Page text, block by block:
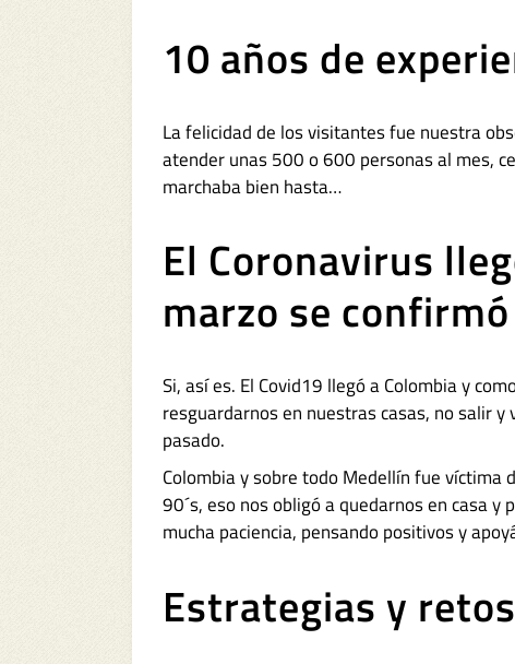
10 años de
La felicidad de los visitantes fue nuestra
atender unas 500 o 600 personas al mes,
marchaba bien hasta…
El Coronavirus
marzo se
Si, así es. El Covid19 llegó a Colombia y
resguardarnos en nuestras casas, no salir
pasado.
Colombia y sobre todo Medellín fue
90´s, eso nos obligó a quedarnos en casa
mucha paciencia, pensando positivos y
Estrategias y